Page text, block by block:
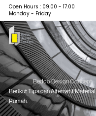
Open Hours : 09.00 - 17.00
Monday - Friday
Beddo Design Concept
Berikut Tips dan Alternatif
Rumah.